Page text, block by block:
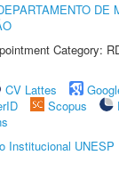
DE
Category:
CV Lattes
Scopus
Institucional UNESP